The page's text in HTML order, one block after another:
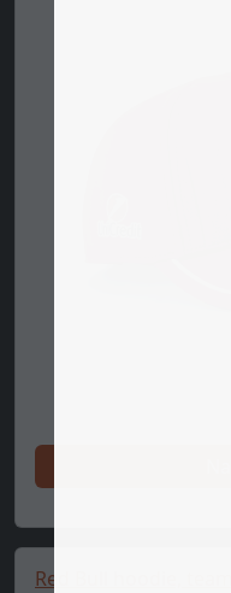
Red Bull hoodie,